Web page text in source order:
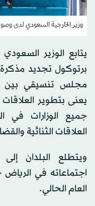
وزير الخارجية السعودي لدى
يتابع الوزير
برتوكول تجديد
مجلس تنسيقي بين
يعنى بتطوير
جميع الوزارات في
العلاقات الثنائية
ويتطلع البلدان
اجتماعاته في الرياض
العام الحالي.